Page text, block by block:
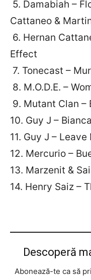
5. Damabiah –
Cattaneo &
6. Hernan
Effect
7. Tonecast –
8. M.O.D.E. –
9. Mutant Clan –
10. Guy J – Bianca
11. Guy J –
12. Mercurio –
13. Marzenit &
14. Henry Saiz –
Descoperă
Abonează-te ca să